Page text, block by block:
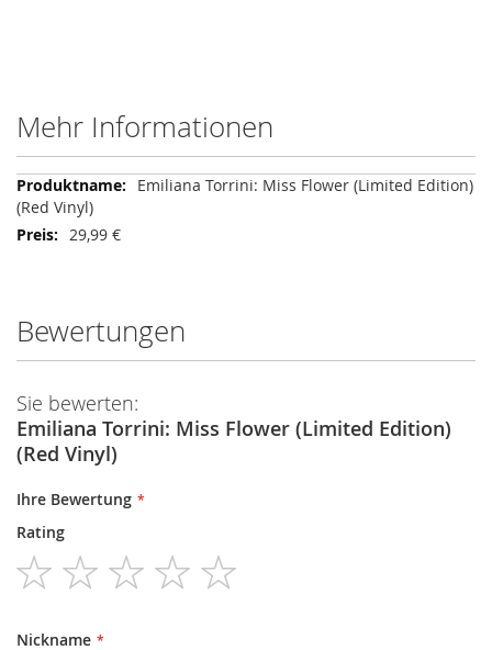
Mehr Informationen
Mehr
Informationen
Emiliana Torrini: Miss Flower (Limited Edition)
(Red Vinyl)
29,99 €
Bewertungen
Sie bewerten:
Emiliana Torrini: Miss Flower (Limited Edition)
(Red Vinyl)
Ihre Bewertung
Rating
1
star
2
stars
3
stars
4
stars
Nickname